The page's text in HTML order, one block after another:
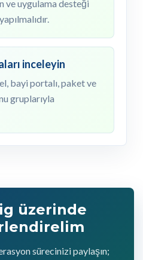
ve uygulama desteği
inceleyin
bayi portalı, paket ve
gruplarıyla
üzerinde
sürecinizi paylaşın;